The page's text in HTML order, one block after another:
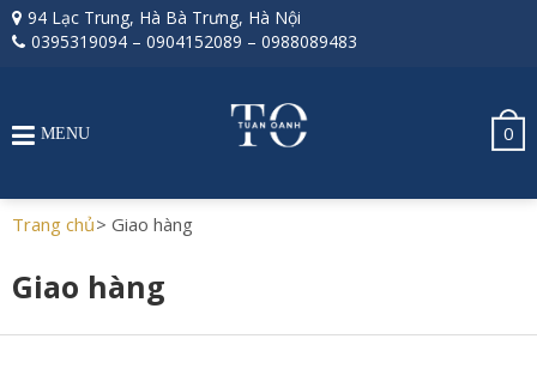
94 Lạc Trung, Hà Bà Trưng, Hà Nội
0395319094 – 0904152089 – 0988089483
0
MENU
Trang chủ> Giao hàng
Giao hàng